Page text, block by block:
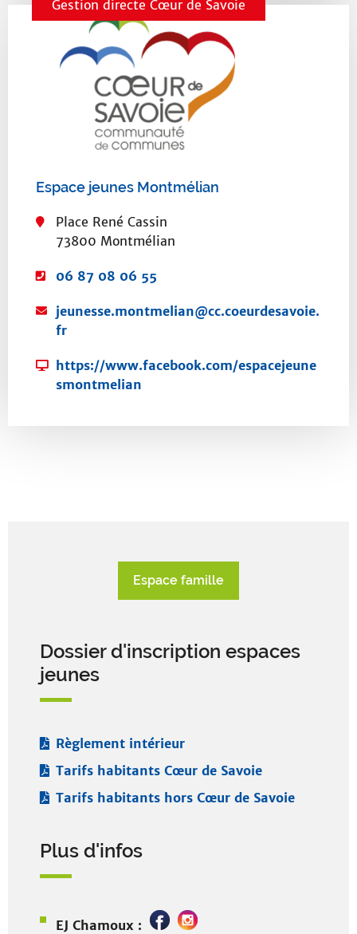
:
l
Gestion directe Cœur de Savoie
Espace jeunes Montmélian
Place René Cassin
73800 Montmélian
T
l
é
h
o
e
06 87 08 06 55
C
o
r
r
e
jeunesse.montmelian@cc.coeurdesavoie.
fr
S
i
e
https://www.facebook.com/espacejeune
smontmelian
Espace famille
Dossier d'inscription espaces
jeunes
Règlement intérieur
Tarifs habitants Cœur de Savoie
Tarifs habitants hors Cœur de Savoie
Plus d'infos
EJ Chamoux :